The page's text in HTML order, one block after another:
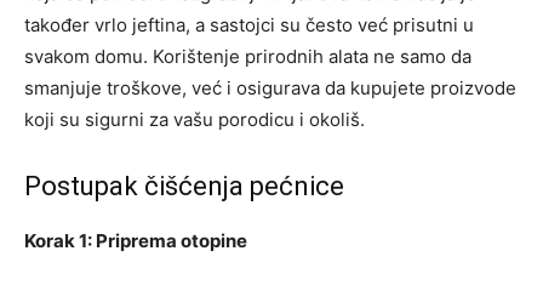
također vrlo jeftina, a sastojci su često već prisutni u
svakom domu. Korištenje prirodnih alata ne samo da
smanjuje troškove, već i osigurava da kupujete proizvode
koji su sigurni za vašu porodicu i okoliš.
Postupak čišćenja pećnice
Korak 1: Priprema otopine